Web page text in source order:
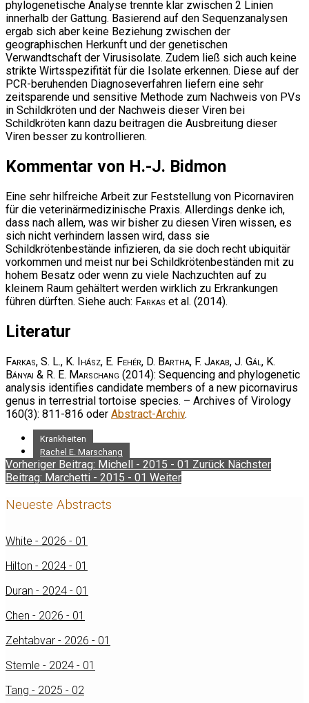
phylogenetische Analyse trennte klar zwischen 2 Linien
innerhalb der Gattung. Basierend auf den Sequenzanalysen
ergab sich aber keine Beziehung zwischen der
geographischen Herkunft und der genetischen
Verwandtschaft der Virusisolate. Zudem ließ sich auch keine
strikte Wirtsspezifität für die Isolate erkennen. Diese auf der
PCR-beruhenden Diagnoseverfahren liefern eine sehr
zeitsparende und sensitive Methode zum Nachweis von PVs
in Schildkröten und der Nachweis dieser Viren bei
Schildkröten kann dazu beitragen die Ausbreitung dieser
Viren besser zu kontrollieren.
Kommentar von H.-J. Bidmon
Eine sehr hilfreiche Arbeit zur Feststellung von Picornaviren
für die veterinärmedizinische Praxis. Allerdings denke ich,
dass nach allem, was wir bisher zu diesen Viren wissen, es
sich nicht verhindern lassen wird, dass sie
Schildkrötenbestände infizieren, da sie doch recht ubiquitär
vorkommen und meist nur bei Schildkrötenbeständen mit zu
hohem Besatz oder wenn zu viele Nachzuchten auf zu
kleinem Raum gehältert werden wirklich zu Erkrankungen
führen dürften. Siehe auch: Farkas et al. (2014).
Literatur
Farkas, S. L., K. Ihász, E. Fehér, D. Bartha, F. Jakab, J. Gál, K.
Bányai & R. E. Marschang (2014): Sequencing and phylogenetic
analysis identifies candidate members of a new picornavirus
genus in terrestrial tortoise species. – Archives of Virology
160(3): 811-816 oder Abstract-Archiv.
Krankheiten
Rachel E. Marschang
Vorheriger Beitrag: Michell - 2015 - 01 Zurück Nächster
Beitrag: Marchetti - 2015 - 01 Weiter
Neueste Abstracts
White - 2026 - 01
Hilton - 2024 - 01
Duran - 2024 - 01
Chen - 2026 - 01
Zehtabvar - 2026 - 01
Stemle - 2024 - 01
Tang - 2025 - 02